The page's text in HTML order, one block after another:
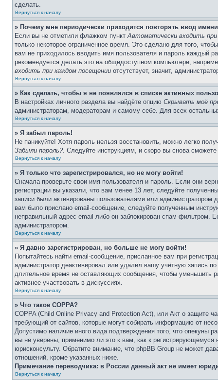
сделать.
Вернуться к началу
» Почему мне периодически приходится повторять ввод
Если вы не отметили флажком пунктАвтоматически входить
только некоторое ограниченное время. Это сделано для того,
вам не приходилось вводить имя пользователя и пароль каждый
рекомендуется делать это на общедоступном компьютере,
входить при каждом посещении отсутствует, значит,
Вернуться к началу
» Как сделать, чтобы я не появлялся в списке активных
В настройках личного раздела вы найдёте опцию Скрывать моё
администраторам, модераторам и самому себе. Для всех
Вернуться к началу
» Я забыл пароль!
Не паникуйте! Хотя пароль нельзя восстановить, можно легко
Забыли пароль?. Следуйте инструкциям, и скоро вы снова
Вернуться к началу
» Я только что зарегистрировался, но не могу войти!
Сначала проверьте свои имя пользователя и пароль. Если они
регистрации вы указали, что вам менее 13 лет, следуйте
записи были активированы пользователями или
вам было прислано email-сообщение, следуйте полученным
неправильный адрес email либо он заблокирован спам-фильтром.
администратором.
Вернуться к началу
» Я давно зарегистрирован, но больше не могу войти!
Попытайтесь найти email-сообщение, присланное вам при
администратор деактивировал или удалил вашу учётную запись
длительное время не оставляющих сообщения, чтобы уменьшить
активнее участвовать в дискуссиях.
Вернуться к началу
» Что такое COPPA?
COPPA (Child Online Privacy and Protection Act), или Акт о защите
требующий от сайтов, которые могут собирать информацию от
Допустимо наличие иного вида подтверждения того, что
вы не уверены, применимо ли это к вам, как к
юрисконсульту. Обратите внимание, что phpBB Group не может
отношений, кроме указанных ниже.
Примечание переводчика: в России данный акт не имеет
Вернуться к началу